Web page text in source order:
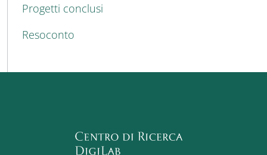
Progetti conclusi
Resoconto